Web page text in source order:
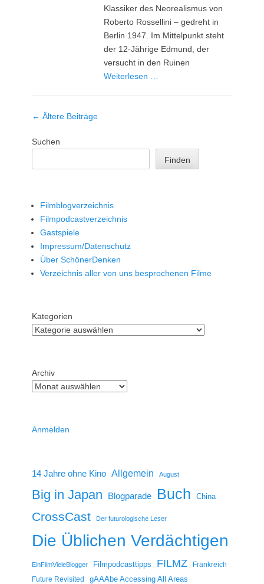
Klassiker des Neorealismus von
Roberto Rossellini – gedreht in
Berlin 1947. Im Mittelpunkt steht
der 12-Jährige Edmund, der
versucht in den Ruinen
Weiterlesen …
Beitrag-
← Ältere Beiträge
Suchen
Finden
Filmblogverzeichnis
Filmpodcastverzeichnis
Gastspiele
Impressum/Datenschutz
Über SchönerDenken
Verzeichnis aller von uns besprochenen Filme
Kategorien
Archiv
Anmelden
14 Jahre ohne Kino Allgemein August
Big in Japan Blogparade Buch China
CrossCast Der futurologische Leser
Die Üblichen Verdächtigen
EinFilmVieleBlogger Filmpodcasttipps FILMZ
Frankreich
Future Revisited
gAAAbe Accessing All Areas